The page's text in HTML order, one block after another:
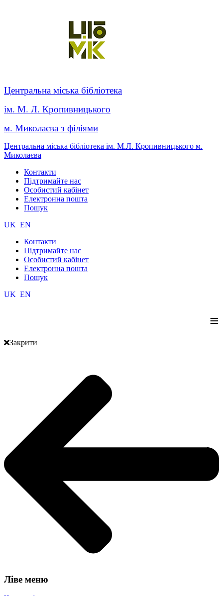
Центральна міська бібліотека
ім. М. Л. Кропивницького
м. Миколаєва з філіями
Центральна міська бібліотека ім. М.Л. Кропивницького м.
Миколаєва
Контакти
Підтримайте нас
Особистий кабінет
Електронна пошта
Пошук
UK EN
Контакти
Підтримайте нас
Особистий кабінет
Електронна пошта
Пошук
UK EN
≡
Закрити
Ліве меню